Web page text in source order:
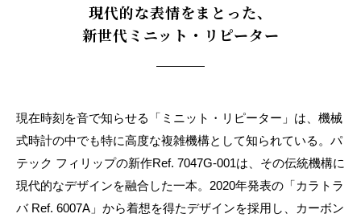
現代的な表情をまとった、
新世代ミニット・リピーター
現在時刻を音で知らせる「ミニット・リピーター」は、機械
式時計の中でも特に高度な複雑機構として知られている。パ
テック フィリップの新作Ref. 7047G-001は、その伝統機構に
現代的なデザインを融合した一本。2020年発表の「カラトラ
バ Ref. 6007A」から着想を得たデザインを採用し、カーボン